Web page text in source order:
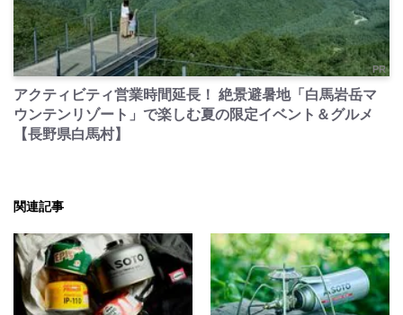
PR
アクティビティ営業時間延長！ 絶景避暑地「白馬岩岳マ
ウンテンリゾート」で楽しむ夏の限定イベント＆グルメ
【長野県白馬村】
関連記事